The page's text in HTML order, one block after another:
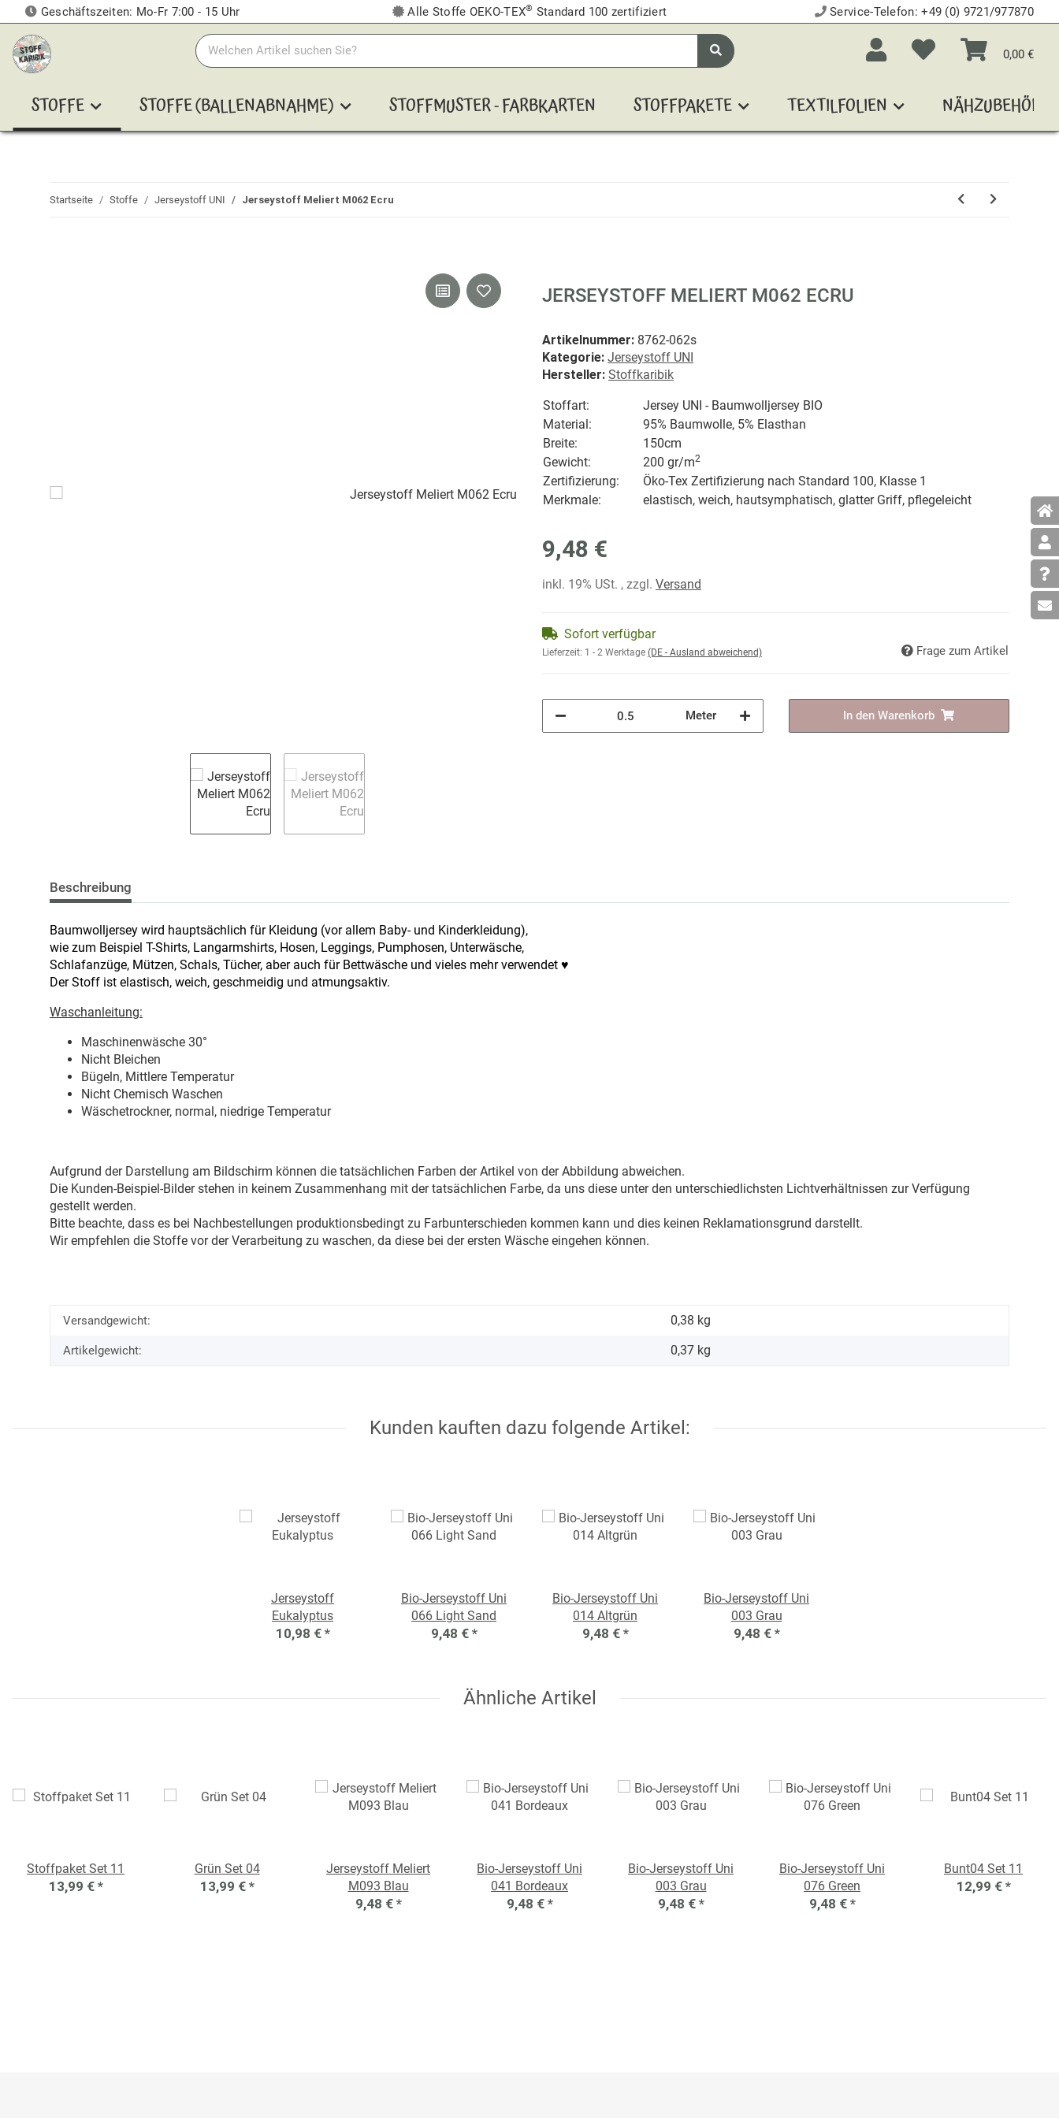
Geschäftszeiten: Mo-Fr 7:00 - 15 Uhr Alle Stoffe OEKO-TEX® Standard 100 zertifiziert Service-Telefon:+49 (0) 9721/977870
0,00 €
STOFFE STOFFE (BALLENABNAHME) STOFFMUSTER - FARBKARTEN STOFFPAKETE TEXTILFOLIEN NÄHZUBEHÖR
Startseite Stoffe Jerseystoff UNI Jerseystoff Meliert M062 Ecru
JERSEYSTOFF MELIERT M062 ECRU
Artikelnummer: 8762-062s
Kategorie: Jerseystoff UNI
Hersteller: Stoffkaribik
Stoffart:
Jersey UNI - Baumwolljersey BIO
Material:
95% Baumwolle, 5% Elasthan
Breite:
150cm
Gewicht:
200 gr/m2
Zertifizierung:
Öko-Tex Zertifizierung nach Standard 100, Klasse 1
Merkmale:
elastisch, weich, hautsymphatisch, glatter Griff, pflegeleicht
9,48 €
inkl. 19% USt. , zzgl. Versand
Sofort verfügbar
Lieferzeit: 1 - 2 Werktage (DE - Ausland abweichend) Frage zum Artikel
Meter In den Warenkorb
Beschreibung
Baumwolljersey wird hauptsächlich für Kleidung (vor allem Baby- und Kinderkleidung),
wie zum Beispiel T-Shirts, Langarmshirts, Hosen, Leggings, Pumphosen, Unterwäsche,
Schlafanzüge, Mützen, Schals, Tücher, aber auch für Bettwäsche und vieles mehr verwendet ♥
Der Stoff ist elastisch, weich, geschmeidig und atmungsaktiv.
Waschanleitung:
Maschinenwäsche 30°
Nicht Bleichen
Bügeln, Mittlere Temperatur
Nicht Chemisch Waschen
Wäschetrockner, normal, niedrige Temperatur
Aufgrund der Darstellung am Bildschirm können die tatsächlichen Farben der Artikel von der Abbildung abweichen.
Die Kunden-Beispiel-Bilder stehen in keinem Zusammenhang mit der tatsächlichen Farbe, da uns diese unter den unterschiedlichsten Lichtverhältnissen zur Verfügung
gestellt werden.
Bitte beachte, dass es bei Nachbestellungen produktionsbedingt zu Farbunterschieden kommen kann und dies keinen Reklamationsgrund darstellt.
Wir empfehlen die Stoffe vor der Verarbeitung zu waschen, da diese bei der ersten Wäsche eingehen können.
Versandgewicht: 0,38 kg
Artikelgewicht: 0,37 kg
Kunden kauften dazu folgende Artikel:
Jerseystoff
Eukalyptus
10,98 € *
Bio-Jerseystoff Uni
066 Light Sand
9,48 € *
Bio-Jerseystoff Uni
014 Altgrün
9,48 € *
Bio-Jerseystoff Uni
003 Grau
9,48 € *
Ähnliche Artikel
Stoffpaket Set 11
13,99 € *
Grün Set 04
13,99 € *
Jerseystoff Meliert
M093 Blau
9,48 € *
Bio-Jerseystoff Uni
041 Bordeaux
9,48 € *
Bio-Jerseystoff Uni
003 Grau
9,48 € *
Bio-Jerseystoff Uni
076 Green
9,48 € *
Bunt04 Set 11
12,99 € *